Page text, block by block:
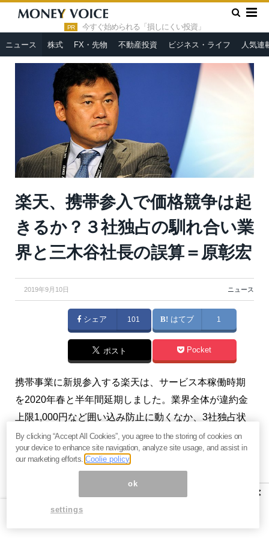
PR 今すぐ始められる「損しにくい投資」
ニュース 株式 FX・先物 不動産投資 ビジネス・ライフ 人気連
HOME » ニュース »
楽天、携帯参入で価格競争は起きるか？３
社独占の馴れ合い業界と三木谷社長の誤算＝原彰宏
楽天、携帯参入で価格競争は起
きるか？３社独占の馴れ合い業
界と三木谷社長の誤算＝原彰宏
2019年9月10日 ニュース
シェア 101 はてブ 1
ポスト Pocket
携帯事業に新規参入する楽天は、サービス本稼働時期
を2020年春と半年間延期しました。業界全体が違約金
上限1,000円など囲い込み防止に動くなか、3社独占状
態に風穴を開けられるのでしょうか。（『らぽーる・
マガジン 』原彰宏）
らぽーる・マガジン
の一部抜粋です。ご興味を持たれた方はぜひこの機会
今月すべて無料のお試し購読
×
By clicking “Accept All Cookies”, you agree to the storing of cookies on
your device to enhance site navigation, analyze site usage, and assist in
our marketing efforts.Coolie policy
ok
settings